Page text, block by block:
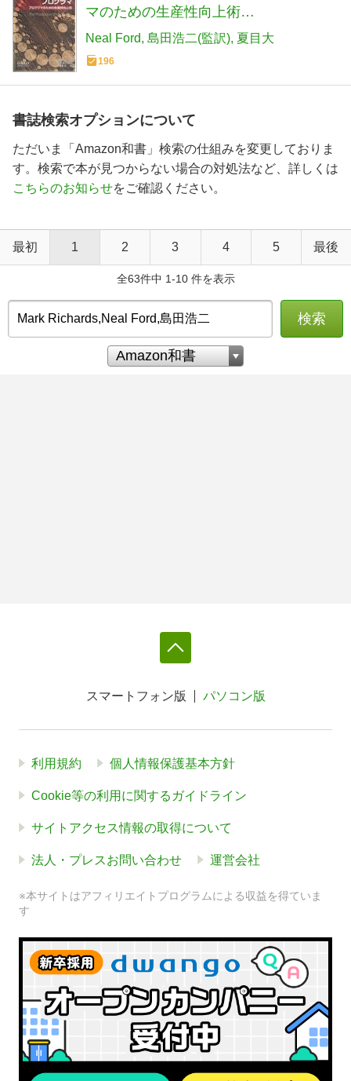
マのための生産性向上術
(THEORY/IN/PRACTICE)
Neal Ford 島田浩二(監訳) 夏目大
196
書誌検索オプションについて
ただいま「Amazon和書」検索の仕組みを変更しておりま
す。検索で本が見つからない場合の対処法など、詳しくは
こちらのお知らせをご確認ください。
最初 1 2 3 4 5 最後
全63件中 1-10 件を表示
検索
スマートフォン版 パソコン版
利用規約 個人情報保護基本方針
Cookie等の利用に関するガイドライン
サイトアクセス情報の取得について
法人・プレスお問い合わせ 運営会社
※本サイトはアフィリエイトプログラムによる収益を得ていま
す